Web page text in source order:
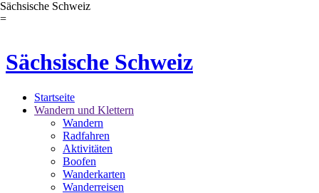
Sächsische Schweiz
=
Sächsische Schweiz
Startseite
Wandern und Klettern
Wandern
Radfahren
Aktivitäten
Boofen
Wanderkarten
Wanderreisen